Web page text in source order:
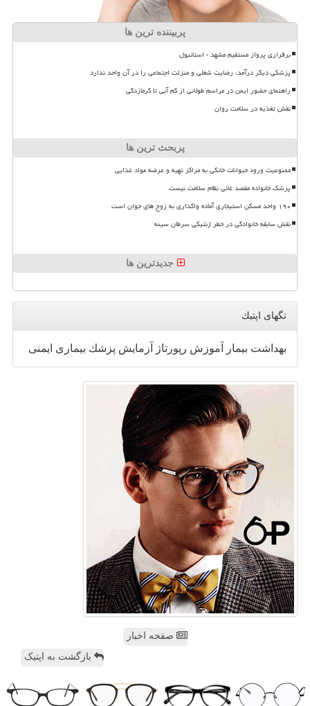
پربیننده ترین ها
برقراری پرواز مستقیم مشهد - استانبول
پزشکی دیگر درآمد، رضایت شغلی و منزلت اجتماعی را در آن واحد ندارد
راهنمای حضور ایمن در مراسم طولانی از کم آبی تا گرمازدگی
نقش تغذیه در سلامت روان
پربحث ترین ها
ممنوعیت ورود حیوانات خانگی به مراکز تهیه و عرضه مواد غذایی
پزشک خانواده مقصد غائی نظام سلامت نیست
۱۹۰ واحد مسکن استیجاری آماده واگذاری به زوج های جوان است
نقش سابقه خانوادگی در خطر ژنتیکی سرطان سینه
جدیدترین ها
تگهای اپتیك
بهداشت بیمار آموزش رپورتاژ آزمایش پزشك بیماری ایمنی
صفحه اخبار
بازگشت به اپتیک